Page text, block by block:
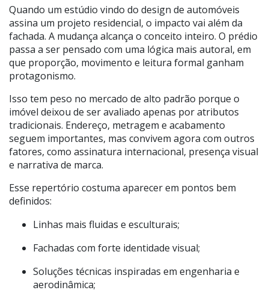
Quando um estúdio vindo do design de automóveis
assina um projeto residencial, o impacto vai além da
fachada. A mudança alcança o conceito inteiro. O prédio
passa a ser pensado com uma lógica mais autoral, em
que proporção, movimento e leitura formal ganham
protagonismo.
Isso tem peso no mercado de alto padrão porque o
imóvel deixou de ser avaliado apenas por atributos
tradicionais. Endereço, metragem e acabamento
seguem importantes, mas convivem agora com outros
fatores, como assinatura internacional, presença visual
e narrativa de marca.
Esse repertório costuma aparecer em pontos bem
definidos:
Linhas mais fluidas e esculturais;
Fachadas com forte identidade visual;
Soluções técnicas inspiradas em engenharia e
aerodinâmica;